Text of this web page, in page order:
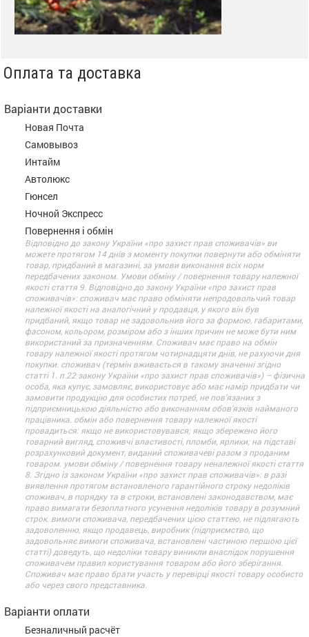
Оплата та доставка
Варіанти доставки
Новая Почта
Самовывоз
Интайм
Автолюкс
Гюнсел
Ночной Экспресс
Повернення і обмін
Відповідно до закону України «про захист прав споживачів» ви
можете протягом 14 днів з моменту покупки повернути або обміняти
товар, придбаний в магазині, за умови виконання всіх норм
передбачених законом. Умови обміну / повернення товару належної
якості стаття 9. Відповідно до закону України «про захист прав
споживачів»: споживач має право обміняти непродовольчий товар
належної якості на аналогічний у продавця, у якого він був
придбаний, якщо товар не задовольнив його за формою, габаритами,
фасоном, кольором, розміром або з інших причин не може бути ним
використаний за призначенням. Споживач має право на обмін
товару належної якості протягом чотирнадцяти днів, не рахуючи дня
покупки. споживач (термін вживається в такому значенні згідно
статті 1. п.22 закону України «про захист прав споживачів») – фізична
особа, яка купує, замовляє, використовує або має намір придбати чи
замовити продукцію для особистих потреб, не пов’язаних з
підприємницькою діяльністю або виконанням обов’язків найманого
працівника. обмін або повернення товару належної якості
провадиться: якщо не використовувався; якщо збережено його
товарний вигляд, споживчі властивості, пломби, ярлики; на підставі
розрахунковий документ, виданий споживачеві разом з проданим
товаром. умови обміну / повернення товару неналежної якості стаття
8. Згідно із законом України «про захист прав споживачів»: в разі
виявлення протягом встановленого гарантійного строку недоліків
споживач, в порядку та в строки, встановлені законодавством, має
право вимагати безоплатного усунення недоліків товару в розумний
строк. вимоги споживача, передбачених цією статтею, не підлягають
задоволенню, якщо продавець, виробник (підприємство, що
задовольняє вимоги споживача, встановлені частиною першою цієї
статті) доведуть, що недоліки товару виникли внаслідок порушення
споживачем правил користування товаром або його зберігання.
Споживач має право брати участь у перевірці якості товару особисто
або через свого представника.
Варіанти оплати
Безналичный расчёт